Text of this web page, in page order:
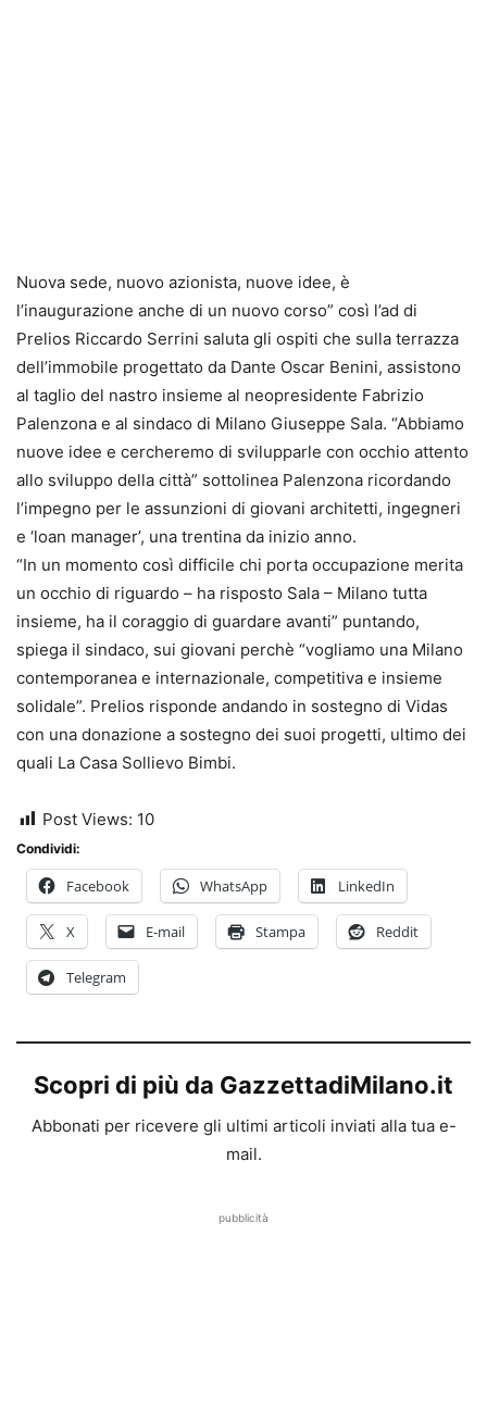
Nuova sede, nuovo azionista, nuove idee, è
l’inaugurazione anche di un nuovo corso” così l’ad di
Prelios Riccardo Serrini saluta gli ospiti che sulla terrazza
dell’immobile progettato da Dante Oscar Benini, assistono
al taglio del nastro insieme al neopresidente Fabrizio
Palenzona e al sindaco di Milano Giuseppe Sala. “Abbiamo
nuove idee e cercheremo di svilupparle con occhio attento
allo sviluppo della città” sottolinea Palenzona ricordando
l’impegno per le assunzioni di giovani architetti, ingegneri
e ‘loan manager’, una trentina da inizio anno.
“In un momento così difficile chi porta occupazione merita
un occhio di riguardo – ha risposto Sala – Milano tutta
insieme, ha il coraggio di guardare avanti” puntando,
spiega il sindaco, sui giovani perchè “vogliamo una Milano
contemporanea e internazionale, competitiva e insieme
solidale”. Prelios risponde andando in sostegno di Vidas
con una donazione a sostegno dei suoi progetti, ultimo dei
quali La Casa Sollievo Bimbi.
Post Views: 10
Condividi:
Facebook WhatsApp LinkedIn
X E-mail Stampa Reddit
Telegram
Scopri di più da GazzettadiMilano.it
Abbonati per ricevere gli ultimi articoli inviati alla tua e-
mail.
pubblicità